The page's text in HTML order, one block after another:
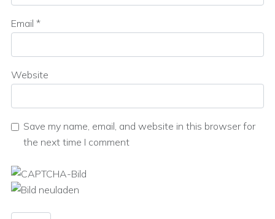
Email *
Website
Save my name, email, and website in this browser for
the next time I comment